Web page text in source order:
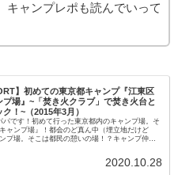
キャンプレポも読んでいって
】初めての東京都キャンプ『江東区
プ場』~「焚き火クラブ」で焚き火台と
！~（2015年3月）
パです！初めて行った東京都内のキャンプ場。そ
ャンプ場』！都会のど真ん中（埋立地だけど
プ場。そこは都民の憩いの場！？キャンプ仲間
2020.10.28